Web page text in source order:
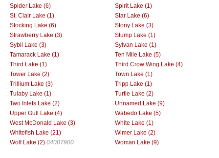
Spider Lake (6)
Spirit Lake (1)
St. Clair Lake (1)
Star Lake (6)
Stocking Lake (6)
Stony Lake (3)
Strawberry Lake (3)
Stump Lake (1)
Sybil Lake (3)
Sylvan Lake (1)
Tamarack Lake (1)
Ten Mile Lake (5)
Third Lake (1)
Third Crow Wing Lake (4)
Tower Lake (2)
Town Lake (1)
Trillium Lake (3)
Tripp Lake (1)
Tulaby Lake (1)
Turtle Lake (2)
Two Inlets Lake (2)
Unnamed Lake (9)
Upper Gull Lake (4)
Wabedo Lake (5)
West McDonald Lake (3)
White Lake (1)
Whitefish Lake (21)
Wimer Lake (2)
Wolf Lake (2) 04007900 Woman Lake (9)